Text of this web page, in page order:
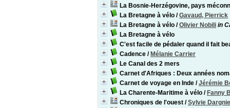
La Bosnie-Herzégovine, pays
La Bretagne à vélo /Gavaud, Pierrick
La Bretagne à vélo /Olivier Nobili in
La Bretagne à vélo
C'est facile de pédaler quand il fait
Cadence / Mélanie Carrier
Le Canal des 2 mers
Carnet d'Afriques : Deux années
Carnet de voyage en Inde /Jérémie
La Charente-Maritime à vélo / Fanny
Chroniques de l'ouest /Sylvie